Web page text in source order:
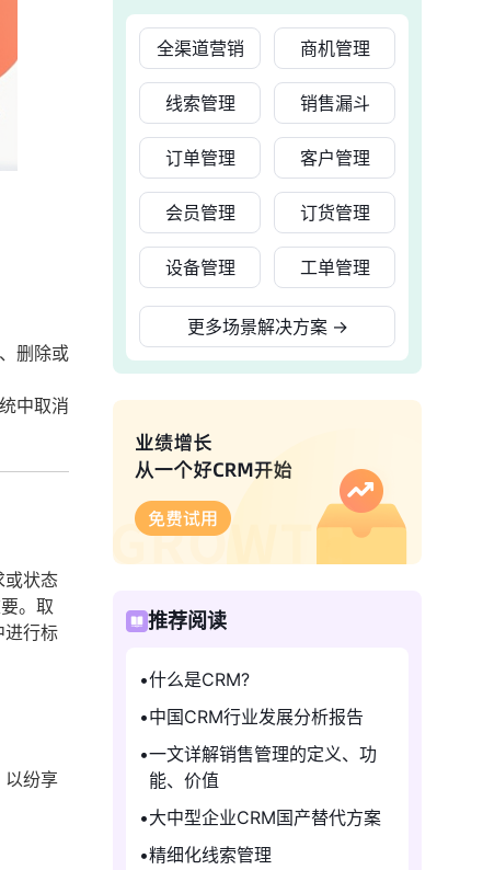
删除或
中取消
或状态
。取
进行标
以纷享
全渠道营销 商机管理
线索管理 销售漏斗
订单管理 客户管理
会员管理 订货管理
设备管理 工单管理
更多场景解决方案 →
推荐阅读
什么是CRM?
中国CRM行业发展分析报告
一文详解销售管理的定义、功
能、价值
大中型企业CRM国产替代方案
精细化线索管理